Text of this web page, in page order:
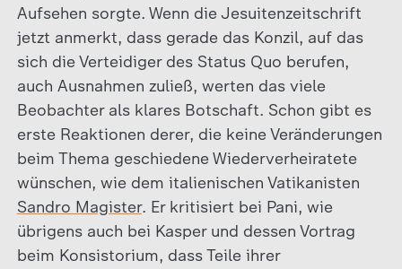
Aufsehen sorgte. Wenn die Jesuitenzeitschrift
jetzt anmerkt, dass gerade das Konzil, auf das
sich die Verteidiger des Status Quo berufen,
auch Ausnahmen zuließ, werten das viele
Beobachter als klares Botschaft. Schon gibt es
erste Reaktionen derer, die keine Veränderungen
beim Thema geschiedene Wiederverheiratete
wünschen, wie dem italienischen Vatikanisten
Sandro Magister. Er kritisiert bei Pani, wie
übrigens auch bei Kasper und dessen Vortrag
beim Konsistorium, dass Teile ihrer